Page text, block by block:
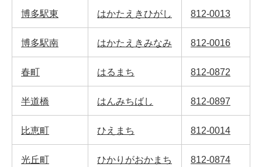
博多駅東 はかたえきひがし 812-0013
博多駅南 はかたえきみなみ 812-0016
春町 はるまち 812-0872
半道橋 はんみちばし 812-0897
比恵町 ひえまち 812-0014
光丘町 ひかりがおかまち 812-0874